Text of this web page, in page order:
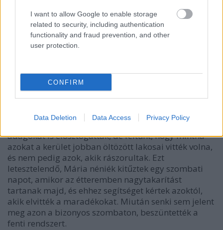
I want to allow Google to enable storage
related to security, including authentication
functionality and fraud prevention, and other
user protection.
CONFIRM
Data Deletion Data Access Privacy Policy
szerepvállalása. Az évek során ugyanis jó
kapcsolatot alakítottak ki a tulajdonosok mind a
környéken lakókkal, mind a visszajáró vendégekkel.
Vannak például néhányan, akiket ingyen vendégül
elvesztette a munkáját; egy kerekesszékes vendég,
aki egész Budapestet átutazza egy-egy alkalommal,
vásárcsarnok környékén élő hajléktalanok is. A
tulajdonosok korábban esténként a megmaradt
adagokat is elosztogatták, de feltűnt, hogy mintha
azokat a kerület jobban öltözött lakosai vitték volna,
és nem pedig azok, akik rászorultak. Ezt
letesztelendő, Mária néniék kitűztek egy szombati
napot, amikor az étteremben nagytakarítást
tartanak majd, és ehhez segítséget kértek azoktól,
akik elvitték a maradékokat. Miután senki sem jelent
meg azon a bizonyos szombaton, beszüntették a
fenti rendszert.